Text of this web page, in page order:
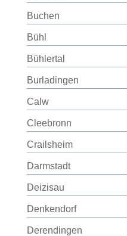
Buchen
Bühl
Bühlertal
Burladingen
Calw
Cleebronn
Crailsheim
Darmstadt
Deizisau
Denkendorf
Derendingen